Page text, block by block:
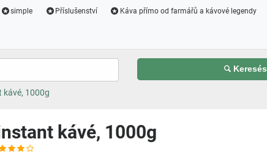
simple Příslušenství Káva přímo od farmářů a kávové legendy
Keresés
kávé, 1000g
kávé, 1000g